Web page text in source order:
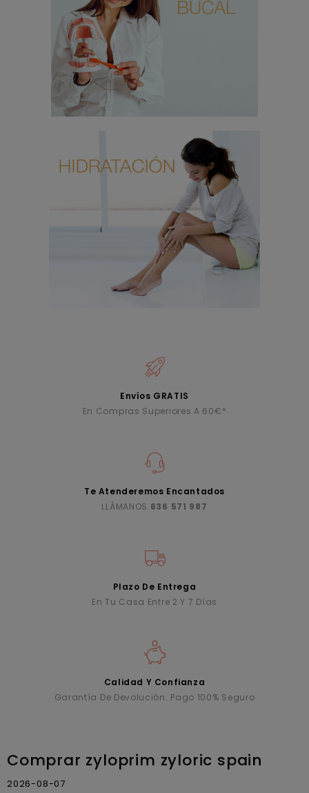
Envíos GRATIS
En Compras Superiores A 60€*
Te Atenderemos Encantados
LLÁMANOS 636 571 987
Plazo De Entrega
En Tu Casa Entre 2 Y 7 Días
Calidad Y Confianza
Garantía De Devolución. Pago 100% Seguro
Comprar zyloprim zyloric spain
2026-08-07